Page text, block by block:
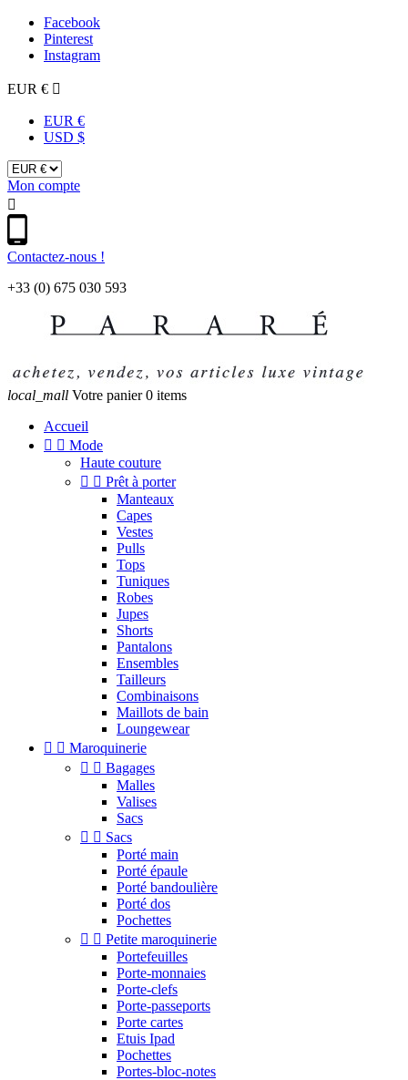
Facebook
Pinterest
Instagram
EUR € 
EUR €
USD $
Mon compte

Contactez-nous !
+33 (0) 675 030 593
local_mall Votre panier 0 items
Accueil
  Mode
Haute couture
  Prêt à porter
Manteaux
Capes
Vestes
Pulls
Tops
Tuniques
Robes
Jupes
Shorts
Pantalons
Ensembles
Tailleurs
Combinaisons
Maillots de bain
Loungewear
  Maroquinerie
  Bagages
Malles
Valises
Sacs
  Sacs
Porté main
Porté épaule
Porté bandoulière
Porté dos
Pochettes
  Petite maroquinerie
Portefeuilles
Porte-monnaies
Porte-clefs
Porte-passeports
Porte cartes
Etuis Ipad
Pochettes
Portes-bloc-notes